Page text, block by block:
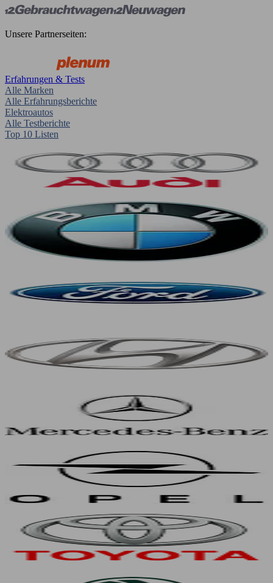
Unsere Partnerseiten:
Erfahrungen & Tests
Alle Marken
Alle Erfahrungsberichte
Elektroautos
Alle Testberichte
Top 10 Listen